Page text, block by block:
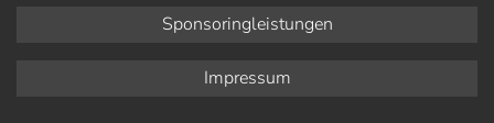
Sponsoringleistungen
Impressum